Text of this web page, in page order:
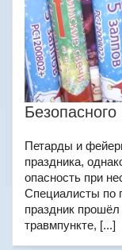
Петарды и
праздника,
опасность при
Специалисты по
праздник
травмпункте, [...]